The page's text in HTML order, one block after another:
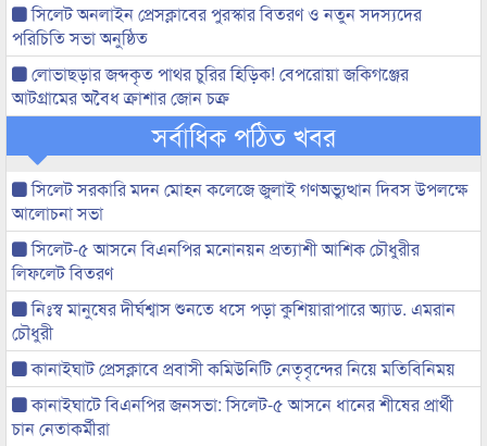
সিলেট অনলাইন প্রেসক্লাবের পুরস্কার বিতরণ ও নতুন সদস্যদের
পরিচিতি সভা অনুষ্ঠিত
লোভাছড়ার জব্দকৃত পাথর চুরির হিড়িক! বেপরোয়া জকিগঞ্জের
আটগ্রামের অবৈধ ক্রাশার জোন চক্র
সর্বাধিক পঠিত খবর
সিলেট সরকারি মদন মোহন কলেজে জুলাই গণঅভ্যুত্থান দিবস উপলক্ষে
আলোচনা সভা
সিলেট-৫ আসনে বিএনপির মনোনয়ন প্রত্যাশী আশিক চৌধুরীর
লিফলেট বিতরণ
নিঃস্ব মানুষের দীর্ঘশ্বাস শুনতে ধসে পড়া কুশিয়ারাপারে অ্যাড. এমরান
চৌধুরী
কানাইঘাট প্রেসক্লাবে প্রবাসী কমিউনিটি নেতৃবৃন্দের নিয়ে মতিবিনিময়
কানাইঘাটে বিএনপির জনসভা: সিলেট-৫ আসনে ধানের শীষের প্রার্থী
চান নেতাকর্মীরা